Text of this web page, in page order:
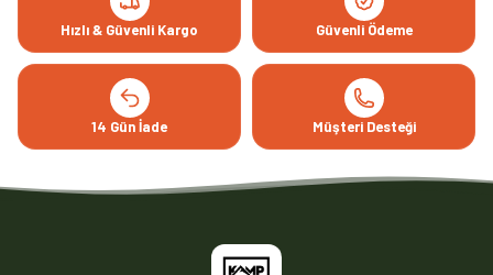
Hızlı & Güvenli Kargo Güvenli Ödeme
14 Gün İade Müşteri Desteği